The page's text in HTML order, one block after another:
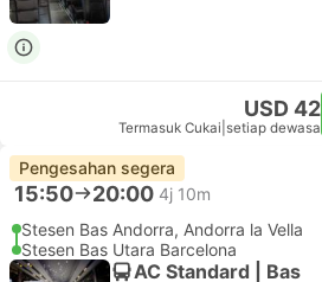
USD 42
Termasuk Cukai setiap dewasa
Pengesahan segera
15:50 20:00 4j 10m
Stesen Bas Andorra, Andorra la Vella
Stesen Bas Utara Barcelona
AC Standard | Bas